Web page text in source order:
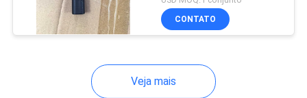
refrigeração
THERMO KING T-
600M/R 800M/R
CONTATO
Veja mais